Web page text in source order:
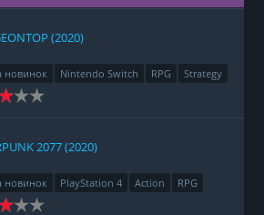
(2020)
новинок Nintendo Switch RPG Strategy
2077 (2020)
новинок PlayStation 4 Action
RPG
Adventure